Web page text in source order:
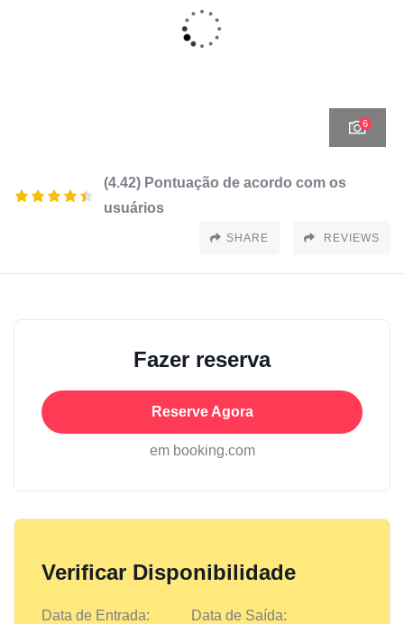
6
(4.42) Pontuação de acordo com os
usuários
SHARE REVIEWS
Fazer reserva
Reserve Agora
em booking.com
Verificar Disponibilidade
Data de Entrada: Data de Saída: